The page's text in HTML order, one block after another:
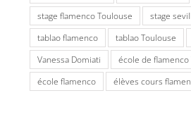
stage flamenco Toulouse
stage
tablao flamenco
tablao Toulouse
Vanessa Domiati
école de flamenco
école flamenco
élèves cours